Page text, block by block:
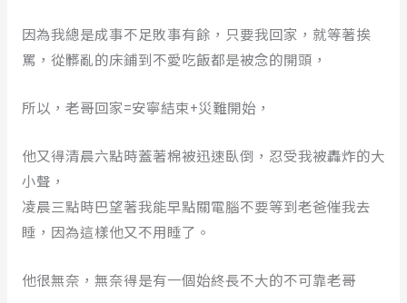
因為我總是成事不足敗事有餘，只要我回家，就等著挨
罵，從髒亂的床鋪到不愛吃飯都是被念的開頭，
所以，老哥回家=安寧結束+災難開始，
他又得清晨六點時蓋著棉被迅速臥倒，忍受我被轟炸的大
小聲，
凌晨三點時巴望著我能早點關電腦不要等到老爸催我去
睡，因為這樣他又不用睡了。
他很無奈，無奈得是有一個始終長不大的不可靠老哥